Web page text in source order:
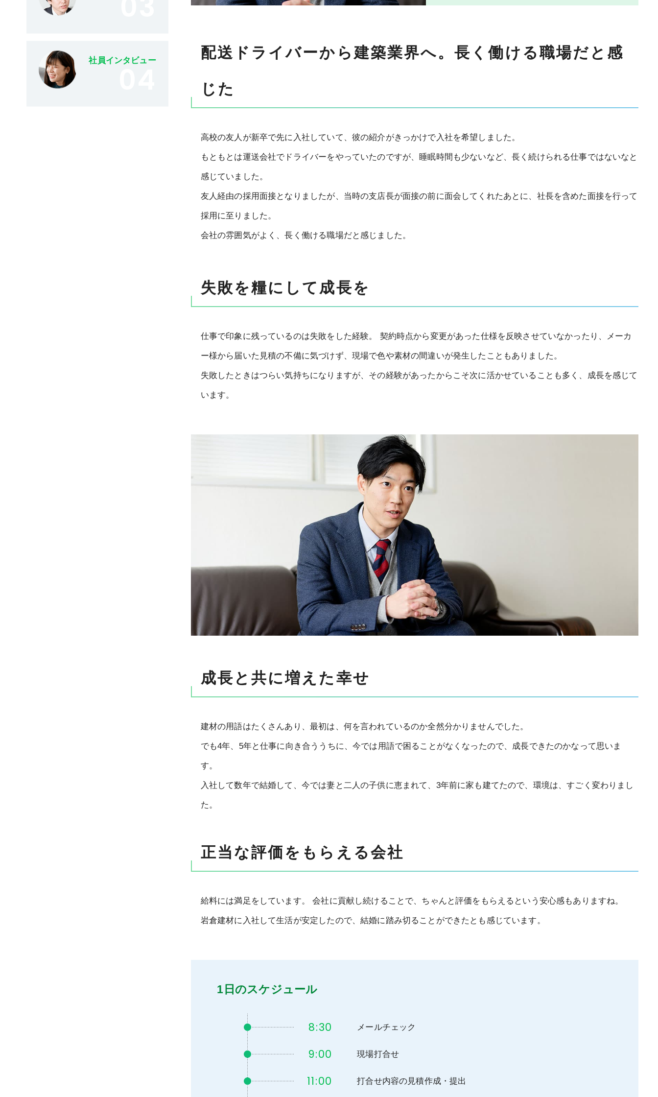
配送ドライバーから建築業界へ。長く働ける職場だと感
じた
高校の友人が新卒で先に入社していて、彼の紹介がきっかけで入社を希望しました。
もともとは運送会社でドライバーをやっていたのですが、睡眠時間も少ないなど、長く続けられる仕事ではないなと
感じていました。
友人経由の採用面接となりましたが、当時の支店長が面接の前に面会してくれたあとに、社長を含めた面接を行って
採用に至りました。
会社の雰囲気がよく、長く働ける職場だと感じました。
失敗を糧にして成長を
仕事で印象に残っているのは失敗をした経験。 契約時点から変更があった仕様を反映させていなかったり、メーカ
ー様から届いた見積の不備に気づけず、現場で色や素材の間違いが発生したこともありました。
失敗したときはつらい気持ちになりますが、その経験があったからこそ次に活かせていることも多く、成長を感じて
います。
成長と共に増えた幸せ
建材の用語はたくさんあり、最初は、何を言われているのか全然分かりませんでした。
でも4年、5年と仕事に向き合ううちに、今では用語で困ることがなくなったので、成長できたのかなって思いま
す。
入社して数年で結婚して、今では妻と二人の子供に恵まれて、3年前に家も建てたので、環境は、すごく変わりまし
た。
正当な評価をもらえる会社
給料には満足をしています。 会社に貢献し続けることで、ちゃんと評価をもらえるという安心感もありますね。
岩倉建材に入社して生活が安定したので、結婚に踏み切ることができたとも感じています。
1日のスケジュール
8:30 メールチェック
9:00 現場打合せ
11:00 打合せ内容の見積作成・提出
社員インタビュー